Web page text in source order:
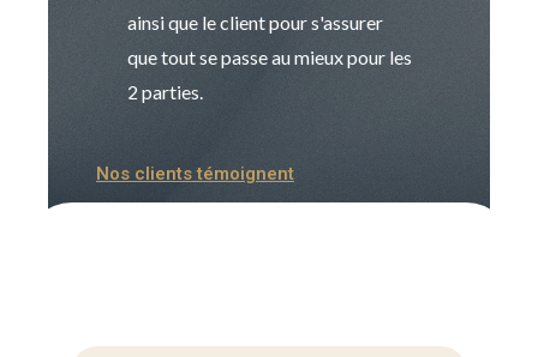
ainsi que le client pour s'assurer
que tout se passe au mieux pour les
2 parties.
Nos clients témoignent